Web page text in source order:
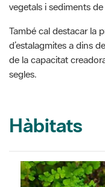
vegetals i sediments
També cal destacar la
d’estalagmites a dins
de la capacitat
segles.
Hàbitats